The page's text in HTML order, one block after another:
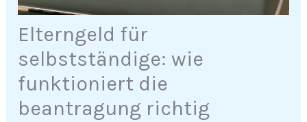
Elterngeld für
selbstständige: wie
funktioniert die
beantragung richtig